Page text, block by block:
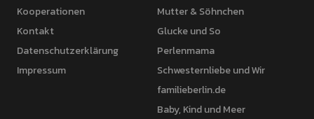
Kooperationen
Kontakt
Datenschutzerklärung
Impressum
Mutter & Söhnchen
Glucke und So
Perlenmama
Schwesternliebe und Wir
familieberlin.de
Baby, Kind und Meer